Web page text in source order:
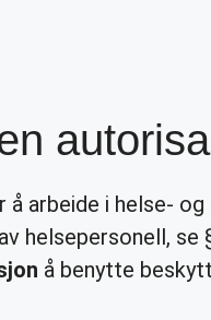
å arbeide i helse-
helsepersonell,
å benytte